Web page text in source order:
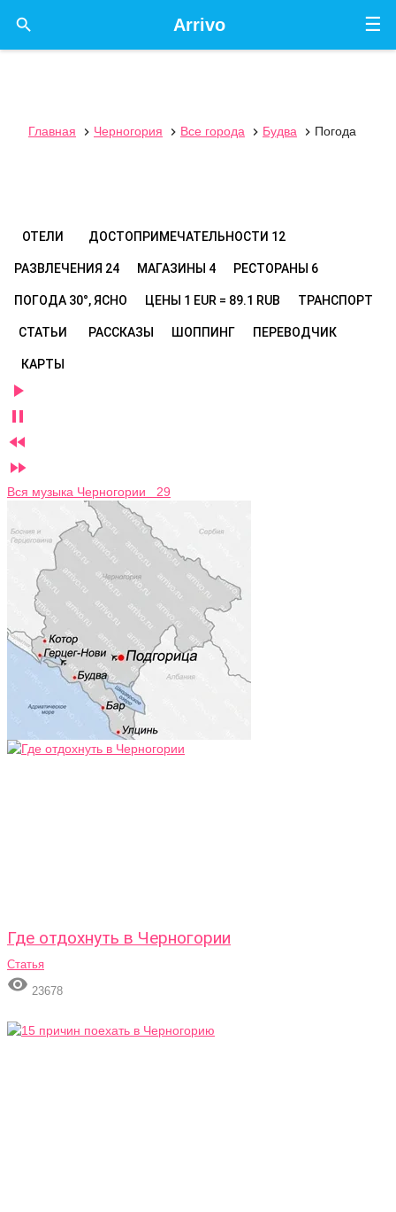
☰
Arrivo

Главная  Черногория  Все города  Будва  Погода
ОТЕЛИ ДОСТОПРИМЕЧАТЕЛЬНОСТИ 12
РАЗВЛЕЧЕНИЯ 24 МАГАЗИНЫ 4 РЕСТОРАНЫ 6
ПОГОДА 30°, ЯСНО ЦЕНЫ 1 EUR = 89.1 RUB ТРАНСПОРТ
СТАТЬИ РАССКАЗЫ ШОППИНГ ПЕРЕВОДЧИК
КАРТЫ




Вся музыка Черногории 29
Где отдохнуть в Черногории
Статья
 23678